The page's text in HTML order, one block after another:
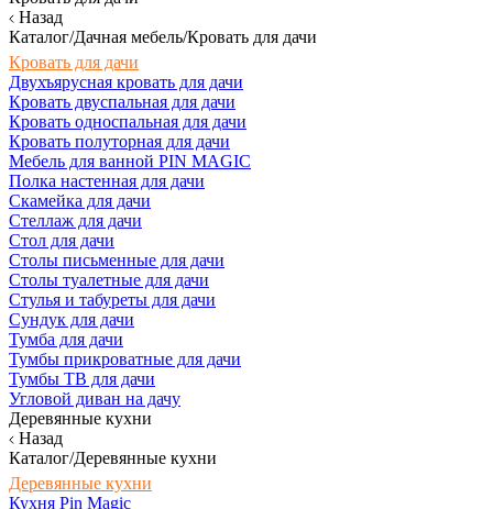
Назад
Каталог/Дачная мебель/Кровать для дачи
Кровать для дачи
Двухъярусная кровать для дачи
Кровать двуспальная для дачи
Кровать односпальная для дачи
Кровать полуторная для дачи
Мебель для ванной PIN MAGIC
Полка настенная для дачи
Скамейка для дачи
Стеллаж для дачи
Стол для дачи
Столы письменные для дачи
Столы туалетные для дачи
Стулья и табуреты для дачи
Сундук для дачи
Тумба для дачи
Тумбы прикроватные для дачи
Тумбы ТВ для дачи
Угловой диван на дачу
Деревянные кухни
Назад
Каталог/Деревянные кухни
Деревянные кухни
Кухня Pin Magic